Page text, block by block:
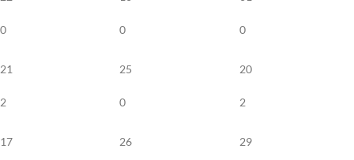
0 0 0
21
2
25
0
20
2
17 26 29